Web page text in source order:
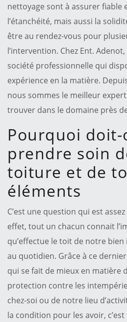
nettoyage sont à assurer fiable
l’étanchéité, mais aussi la
être au rendez-vous pour
l’intervention. Chez Ent.
société professionnelle qui
expérience en la matière.
nous sommes le meilleur
trouver dans le domaine près
Pourquoi doit-
prendre soin
toiture et de
éléments
C’est une question qui est
effet, tout un chacun connait
qu’effectue le toit de notre
au quotidien. Grâce à ce
qui se fait de mieux en matière
protection contre les
chez-soi ou de notre lieu
la condition pour les avoir,